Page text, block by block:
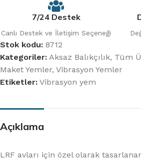
7/24 Destek
Canlı Destek ve İletişim Seçeneği
Stok kodu: 8712
Kategoriler: Aksaz Balıkçılık, Tüm
Maket Yemler, Vibrasyon Yemler
Etiketler: Vibrasyon yem
Açıklama
LRF avları için özel olarak